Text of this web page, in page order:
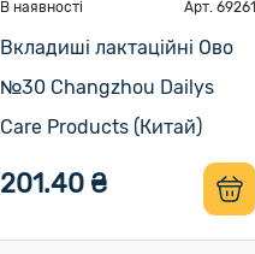
В наявності Арт. 69261
Вкладиші лактаційні Ово
№30 Changzhou Dailys
Care Products (Китай)
201.40 ₴